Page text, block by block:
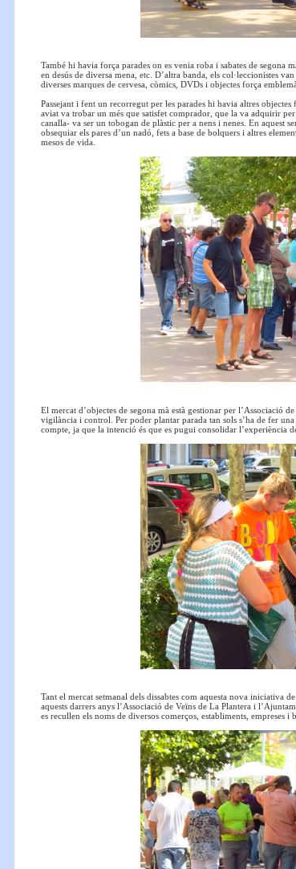
També hi havia força parades on es venia roba i sabates de segona
en desús de diversa mena, etc. D’altra banda, els col·leccionistes
diverses marques de cervesa, còmics, DVDs i objectes força
Passejant i fent un recorregut per les parades hi havia altres
aviat va trobar un més que satisfet comprador, que la va adquirir
canalla- va ser un tobogan de plàstic per a nens i nenes. En aquest
obsequiar els pares d’un nadó, fets a base de bolquers i altres
mesos de vida.
El mercat d’objectes de segona mà està gestionar per l’Associació
vigilància i control. Per poder plantar parada tan sols s’ha de fer
compte, ja que la intenció és que es pugui consolidar l’experiència
Tant el mercat setmanal dels dissabtes com aquesta nova iniciativa
aquests darrers anys l’Associació de Veïns de La Plantera i
es recullen els noms de diversos comerços, establiments, empreses i